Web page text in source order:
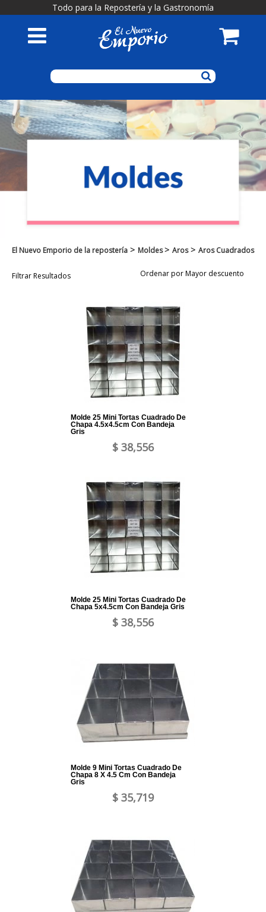
Todo para la Repostería y la Gastronomía
El Nuevo Emporio de la repostería > Moldes> Aros> Aros Cuadrados
Filtrar Resultados Ordenar por Mayor descuento
Molde 25 Mini Tortas Cuadrado De
Chapa 4.5x4.5cm Con Bandeja
Gris
$ 38,556
Molde 25 Mini Tortas Cuadrado De
Chapa 5x4.5cm Con Bandeja Gris
$ 38,556
Molde 9 Mini Tortas Cuadrado De
Chapa 8 X 4.5 Cm Con Bandeja
Gris
$ 35,719